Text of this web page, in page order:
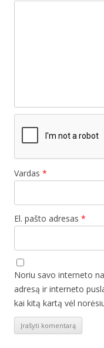
Vardas *
El. pašto adresas *
Noriu savo interneto
adresą ir interneto
kai kitą kartą vėl